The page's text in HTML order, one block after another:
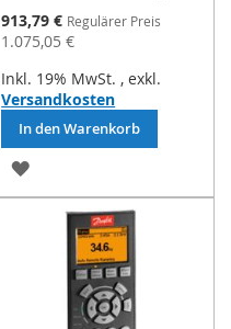
Sonderpreis
913,79 € Regulärer Preis
1.075,05 €
Inkl. 19% MwSt. , exkl.
Versandkosten
In den Warenkorb
ZUR
WUNSCHLISTE
HINZUFÜGEN